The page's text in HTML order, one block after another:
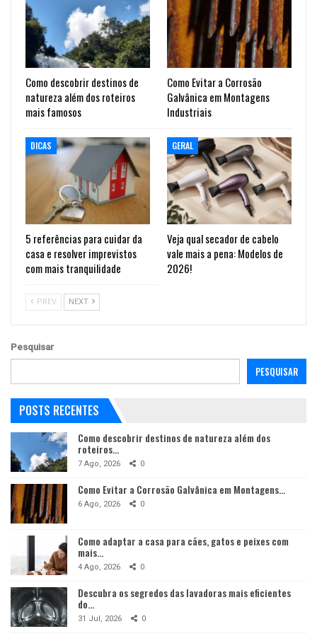
Como descobrir destinos de
natureza além dos roteiros
mais famosos
Como Evitar a Corrosão
Galvânica em Montagens
Industriais
DICAS
5 referências para cuidar da
casa e resolver imprevistos
com mais tranquilidade
GERAL
Veja qual secador de cabelo
vale mais a pena: Modelos de
2026!
PREV NEXT
Pesquisar
PESQUISAR
POSTS RECENTES
Como descobrir destinos de natureza além dos
roteiros…
7 Ago, 2026 0
Como Evitar a Corrosão Galvânica em Montagens…
6 Ago, 2026 0
Como adaptar a casa para cães, gatos e peixes com
mais…
4 Ago, 2026 0
Descubra os segredos das lavadoras mais eficientes
do…
31 Jul, 2026 0